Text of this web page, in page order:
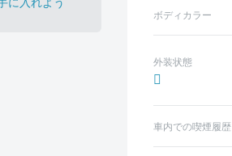
ボディカラー
外装状態
車内での喫煙履歴